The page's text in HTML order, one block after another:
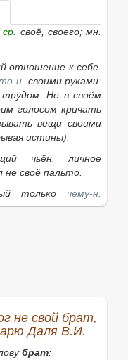
ср. своё, своего;мн.
отношение к себе.
н. своими руками.
Не в своём
голосом кричать
вещи своими
истины).
чьён. личное
не своё пальто.
только чему-н.
своя прелесть.
люди сочтёмся
кругу своих(сущ.
разг.).
не свой брат,
Даля В.И.
брат: